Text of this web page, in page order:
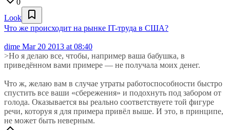
0
Look
Что же происходит на рынке IT-труда в США?
dime Mar 20 2013 at 08:40
>Но я делаю все, чтобы, например ваша бабушка, в
приведённом вами примере — не получала моих денег.
Что ж, желаю вам в случае утраты работоспособности быстро
спустить все ваши «сбережения» и подохнуть под забором от
голода. Оказывается вы реально соответствуете той фигуре
речи, которуя я для примера привёл выше. И это, в принципе,
не может быть неверным.